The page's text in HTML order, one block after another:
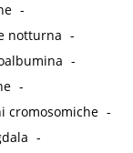
-
notturna -
-
-
cromosomiche -
-